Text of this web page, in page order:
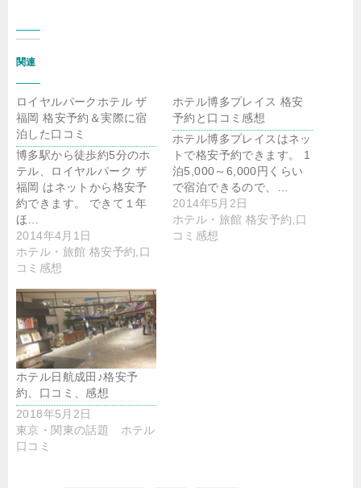
関連
ロイヤルパークホテル ザ
福岡 格安予約＆実際に宿
泊した口コミ
博多駅から徒歩約5分のホ
テル、ロイヤルパーク ザ
福岡 はネットから格安予
約できます。 できて１年
ほ…
2014年4月1日
ホテル・旅館 格安予約,口
コミ感想
ホテル博多プレイス 格安
予約と口コミ感想
ホテル博多プレイスはネッ
トで格安予約できます。 1
泊5,000～6,000円くらい
で宿泊できるので、…
2014年5月2日
ホテル・旅館 格安予約,口
コミ感想
ホテル日航成田♪格安予
約、口コミ、感想
2018年5月2日
東京・関東の話題 ホテル
口コミ